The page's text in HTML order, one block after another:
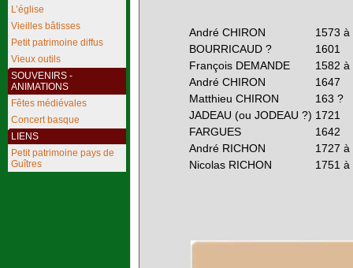
André CHIRON
1573 à
BOURRICAUD ?
1601
François DEMANDE
1582 à
André CHIRON
1647
Matthieu CHIRON
163 ?
JADEAU (ou JODEAU ?) 1721
FARGUES
1642
André RICHON
1727 à
Nicolas RICHON
1751 à
L’église
Vieilles bâtisses
Petit patrimoine diffus
Vieux outils
SOUVENIRS -
ANIMATIONS
Fêtes médiévales
Concert basque
LIENS
Petit patrimoine pays de
Guîtres